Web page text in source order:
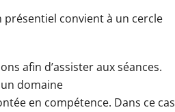
convient à un cercle
afin d’assister aux séances.
domaine
en compétence. Dans ce cas